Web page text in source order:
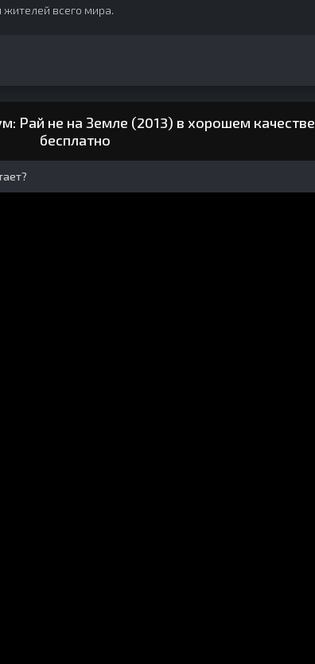
жителей всего мира.
Рай не на Земле (2013) в хорошем качестве
бесплатно